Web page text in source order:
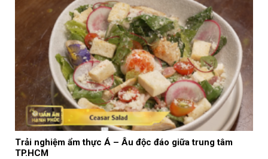
Trải nghiệm ẩm thực Á – Âu độc đáo giữa trung tâm
TP.HCM